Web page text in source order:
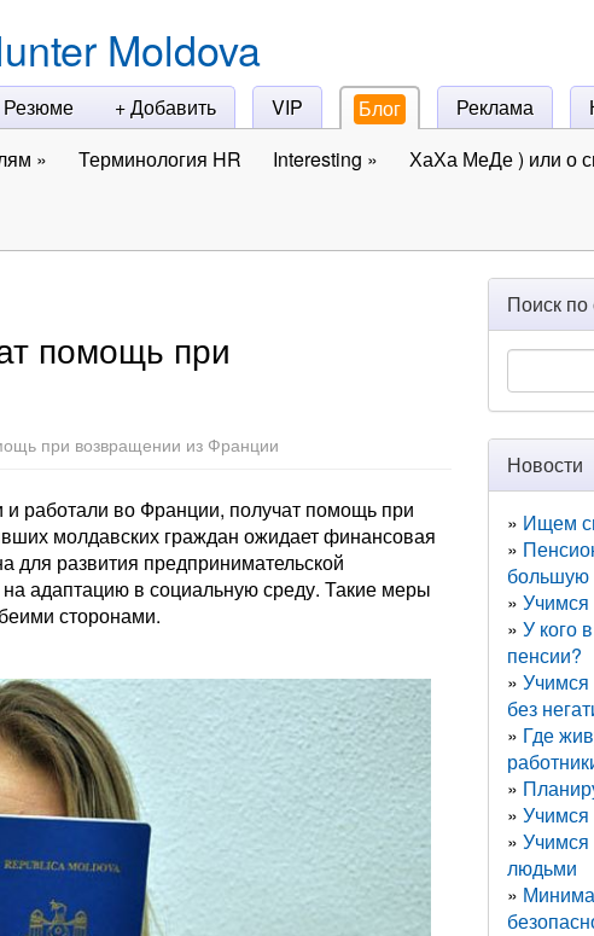
Moldova
Резюме + Добавить VIP Блог Реклама
» Терминология HR Interesting » ХаХа МеДе ) или о
помощь при
при возвращении из Франции
работали во Франции, получат помощь при
молдавских граждан ожидает финансовая
для развития предпринимательской
на адаптацию в социальную среду. Такие меры
сторонами.
Поиск по
Новости
Ищем
большую
Учимся
У кого
пенсии?
Учимся
без
Где
Учимся
Учимся
людьми